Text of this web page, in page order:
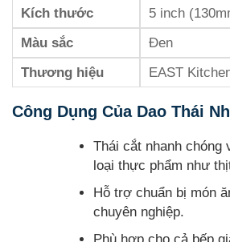
Kích thước 5 inch
Màu sắc Đen
Thương hiệu EAST
Công Dụng Của Dao Thái
Thái cắt nhanh chóng
loại thực phẩm như
Hỗ trợ chuẩn bị món
chuyên nghiệp.
Phù hợp cho cả bếp